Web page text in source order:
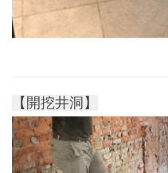
【開挖井洞】